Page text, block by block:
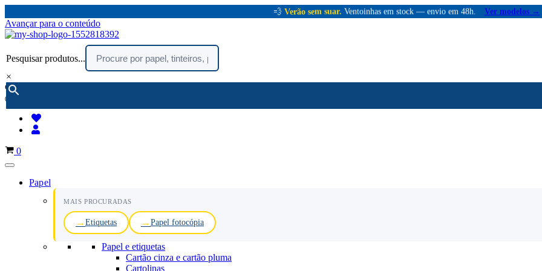
💨 Verão sem suar. Ventoinhas em stock — envio em 48h. Ver modelos →
Avançar para o conteúdo
Pesquisar produtos...
×
encomendar por telefone :
(chamada rede fixa nacional)
Carrinho
0
Papel
MAIS PROCURADAS
Etiquetas Papel fotocópia
Papel e etiquetas
Cartão cinza e cartão pluma
Cartolinas